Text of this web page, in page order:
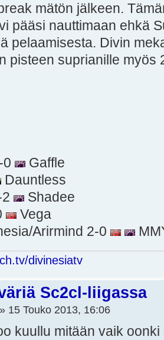
mätön jälkeen.
pääsi nauttimaan ehkä
pelaamisesta. Divin
pisteen suprianille myös
0
Gaffle
Dauntless
Shadee
Vega
Arirmind 2-0
divinesiatv
Sc2cl-liigassa
» 15 Touko 2013, 16:06
kuullu mitään vaik